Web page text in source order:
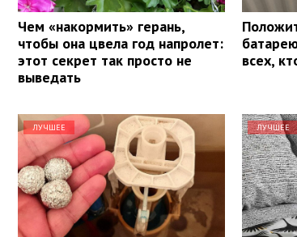
Чем «накормить» герань,
чтобы она цвела год напролет:
этот секрет так просто не
выведать
всех,
ЛУЧШЕЕ ЛУЧШЕЕ